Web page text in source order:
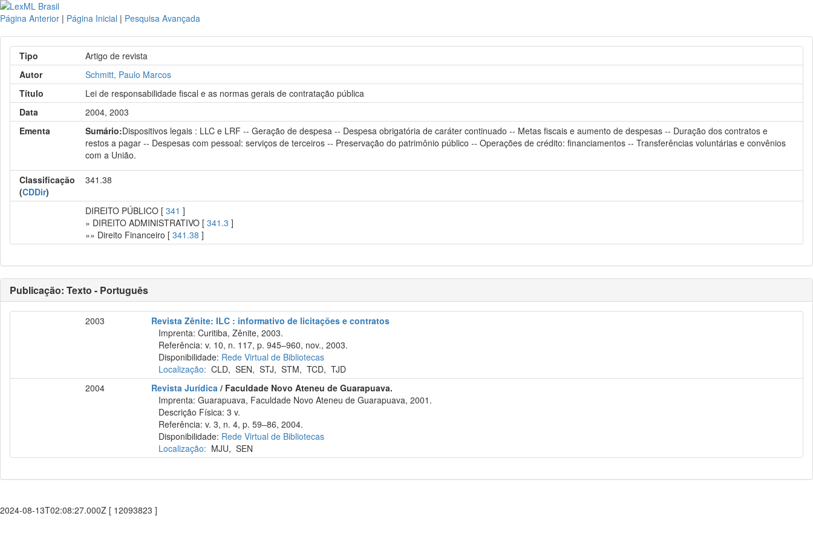
Página Anterior | Página Inicial | Pesquisa Avançada
Tipo
Artigo de revista
Autor
Schmitt, Paulo Marcos
Título
Lei de responsabilidade fiscal e as normas gerais de contratação pública
Data
2004, 2003
Ementa
Sumário:Dispositivos legais : LLC e LRF -- Geração de despesa -- Despesa obrigatória de caráter continuado -- Metas fiscais e aumento de despesas -- Duração dos contratos e
restos a pagar -- Despesas com pessoal: serviços de terceiros -- Preservação do patrimônio público -- Operações de crédito: financiamentos -- Transferências voluntárias e convênios
com a União.
Classificação
(CDDir)
341.38
DIREITO PÚBLICO [341 ]
» DIREITO ADMINISTRATIVO [341.3 ]
»» Direito Financeiro [341.38 ]
Publicação: Texto - Português
2003
Revista Zênite: ILC : informativo de licitações e contratos
Imprenta: Curitiba, Zênite, 2003.
Referência: v. 10, n. 117, p. 945–960, nov., 2003.
Disponibilidade: Rede Virtual de Bibliotecas
Localização: CLD,SEN,STJ,STM,TCD,TJD
2004
Revista Jurídica / Faculdade Novo Ateneu de Guarapuava.
Imprenta: Guarapuava, Faculdade Novo Ateneu de Guarapuava, 2001.
Descrição Física: 3 v.
Referência: v. 3, n. 4, p. 59–86, 2004.
Disponibilidade: Rede Virtual de Bibliotecas
Localização: MJU,SEN
2024-08-13T02:08:27.000Z [ 12093823 ]